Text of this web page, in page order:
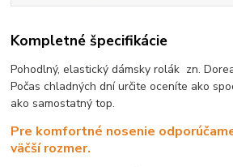
Kompletné špecifikácie
Pohodlný, elastický dámsky rolák zn.
Počas chladných dní určite oceníte ako
ako samostatný top.
Pre komfortné nosenie
väčší rozmer.